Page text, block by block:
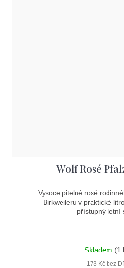
Wolf Rosé
Vysoce pitelné rosé
Birkweileru v praktické
přístupný letní
Skladem (1
173 Kč bez